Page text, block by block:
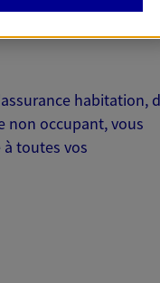
habitation,
non occupant, vous
toutes vos